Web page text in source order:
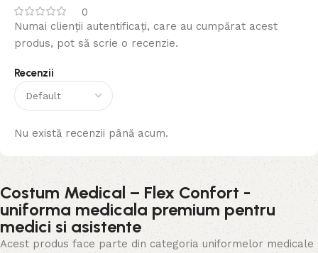
0
Recenzii
Nu există recenzii până acum.
Numai clienții autentificați, care au cumpărat acest
produs, pot să scrie o recenzie.
Costum Medical – Flex Confort -
uniforma medicala premium pentru
medici si asistente
Acest produs face parte din categoria uniformelor medicale